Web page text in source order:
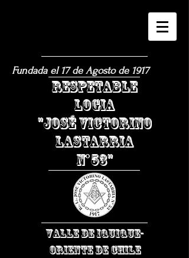
Fundada el 17 de Agosto de 1917
​RESPETABLE
LOGIA
"JOSÉ VICTORINO
LASTARRIA
N°53"
VALLE DE IQUIQUE-
ORIENTE DE CHILE